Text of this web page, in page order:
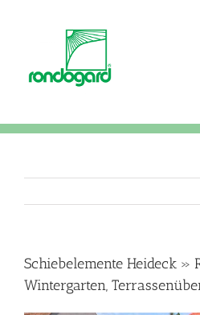
Schiebelemente Heideck »
Wintergarten,